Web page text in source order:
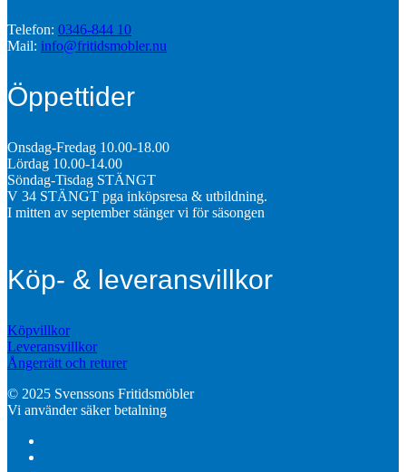
Telefon: 0346-844 10
Mail: info@fritidsmobler.nu
Öppettider
Onsdag-Fredag 10.00-18.00
Lördag 10.00-14.00
Söndag-Tisdag STÄNGT
V 34 STÄNGT pga inköpsresa & utbildning.
I mitten av september stänger vi för säsongen
Köp- & leveransvillkor
Köpvillkor
Leveransvillkor
Ångerrätt och returer
© 2025 Svenssons Fritidsmöbler
Vi använder säker betalning